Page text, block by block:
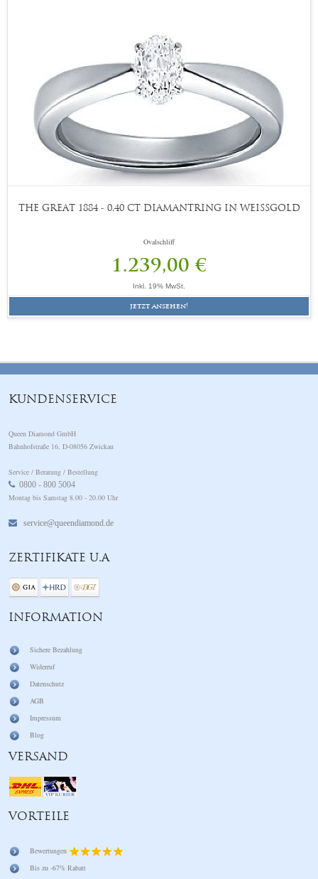
THE GREAT 1884 - 0,40 CT DIAMANTRING IN WEISSGOLD
Ovalschliff
1.239,00 €
Inkl. 19% MwSt.
jetzt ansehen!
KUNDENSERVICE
Queen Diamond GmbH
Bahnhofstraße 16, D-08056 Zwickau
Service / Beratung / Bestellung
0800 - 800 5004
Montag bis Samstag 8.00 - 20.00 Uhr
service@queendiamond.de
ZERTIFIKATE U.A
INFORMATION
Sichere Bezahlung
Widerruf
Datenschutz
AGB
Impressum
Blog
VERSAND
VORTEILE
Bewertungen
Bis zu -67% Rabatt